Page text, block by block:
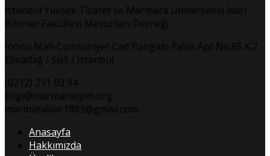
İstanbul Yüksek Ticaret ve Marmara Üniversitesi İdari
Bilimler Fakültesi Mezunları Derneği
İnönü Mah Cumhuriyet Cad Pangaltı Palas Apt No.65 K.2
Elmadağ / Şişli / İstanbul
(0212) 231 03 94
bilgi@marmaraliyim.org
marmaralilar1883@gmail.com
Anasayfa
Hakkımızda